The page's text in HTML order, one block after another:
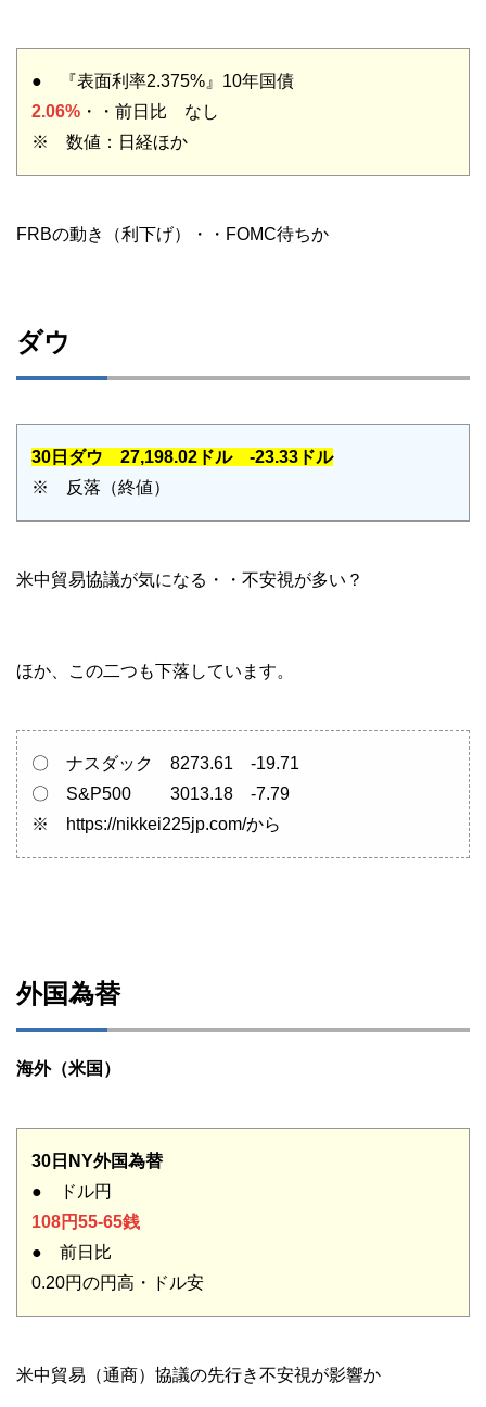
● 『表面利率2.375%』10年国債
2.06%・・前日比 なし
※ 数値：日経ほか
FRBの動き（利下げ）・・FOMC待ちか
ダウ
30日ダウ 27,198.02ドル -23.33ドル
※ 反落（終値）
米中貿易協議が気になる・・不安視が多い？
ほか、この二つも下落しています。
〇 ナスダック 8273.61 -19.71
〇 S&P500 3013.18 -7.79
※ https://nikkei225jp.com/から
外国為替
海外（米国）
30日NY外国為替
● ドル円
108円55-65銭
● 前日比
0.20円の円高・ドル安
米中貿易（通商）協議の先行き不安視が影響か